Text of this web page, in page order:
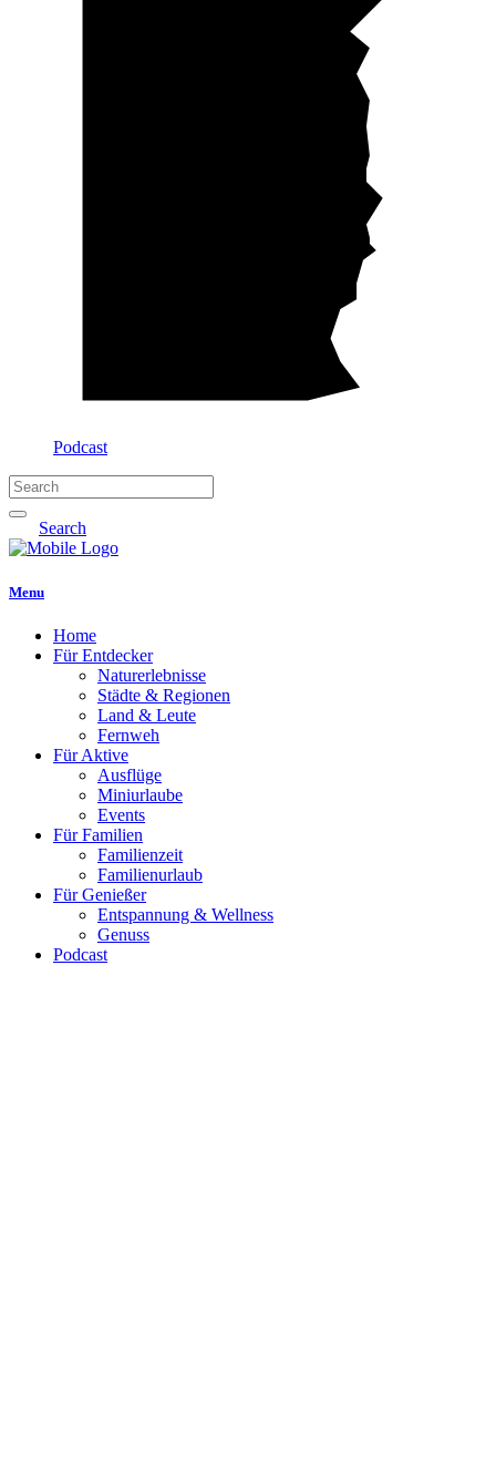
Podcast
Search
Menu
Home
Für Entdecker
Naturerlebnisse
Städte & Regionen
Land & Leute
Fernweh
Für Aktive
Ausflüge
Miniurlaube
Events
Für Familien
Familienzeit
Familienurlaub
Für Genießer
Entspannung & Wellness
Genuss
Podcast